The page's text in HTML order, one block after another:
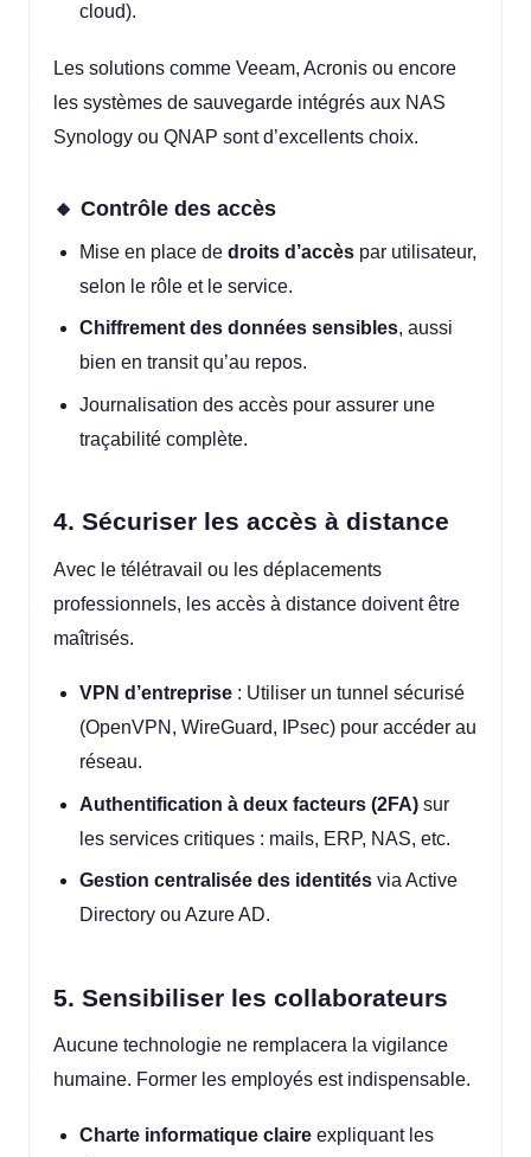
cloud).
Les solutions comme Veeam, Acronis ou encore
les systèmes de sauvegarde intégrés aux NAS
Synology ou QNAP sont d’excellents choix.
🔸 Contrôle des accès
Mise en place dedroits d’accès par utilisateur,
selon le rôle et le service.
Chiffrement des données sensibles, aussi
bien en transit qu’au repos.
Journalisation des accès pour assurer une
traçabilité complète.
4. Sécuriser les accès à distance
Avec le télétravail ou les déplacements
professionnels, les accès à distance doivent être
maîtrisés.
VPN d’entreprise : Utiliser un tunnel sécurisé
(OpenVPN, WireGuard, IPsec) pour accéder au
réseau.
Authentification à deux facteurs (2FA) sur
les services critiques : mails, ERP, NAS, etc.
Gestion centralisée des identités via Active
Directory ou Azure AD.
5. Sensibiliser les collaborateurs
Aucune technologie ne remplacera la vigilance
humaine. Former les employés est indispensable.
Charte informatique claire expliquant les